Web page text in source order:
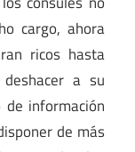
cargo, ahora
ricos hasta
a su
información
de más